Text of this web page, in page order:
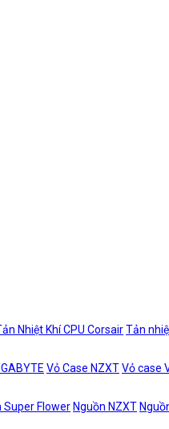
Nhiệt Khí CPU CorsairTản
Vỏ Case NZXTVỏ case
Super Flower Nguồn NZXT